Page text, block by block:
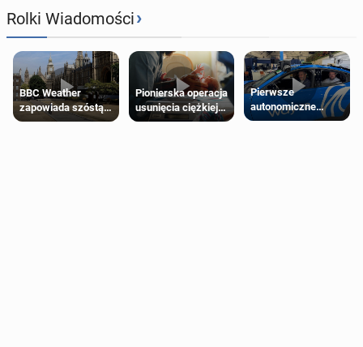
Rolki Wiadomości›
BBC Weather
zapowiada szóstą
falę upałów w
Pionierska operacja
usunięcia ciężkiej
wady wrodzonej
Pierwsze
autonomiczne
Ubery pojawią się